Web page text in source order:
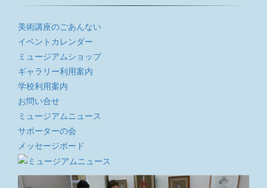
美術講座のごあんない
イベントカレンダー
ミュージアムショップ
ギャラリー利用案内
学校利用案内
お問い合せ
ミュージアムニュース
サポーターの会
メッセージボード